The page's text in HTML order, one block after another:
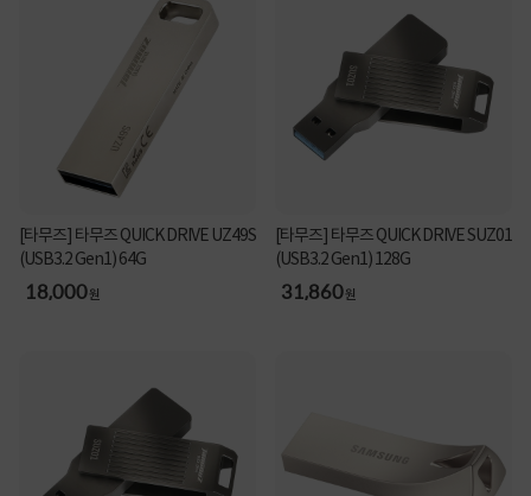
[타무즈] 타무즈 QUICK DRIVE UZ49S
(USB3.2 Gen1) 64G
18,000원
[타무즈] 타무즈 QUICK DRIVE SUZ01
(USB3.2 Gen1) 128G
31,860원